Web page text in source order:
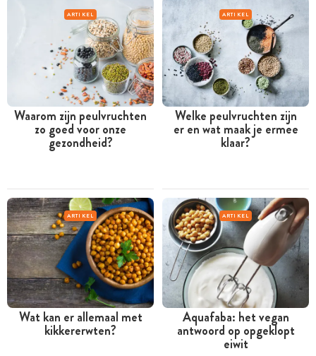
ARTIKEL
Waarom zijn peulvruchten
zo goed voor onze
gezondheid?
ARTIKEL
Welke peulvruchten zijn
er en wat maak je ermee
klaar?
ARTIKEL
Wat kan er allemaal met
kikkererwten?
ARTIKEL
Aquafaba: het vegan
antwoord op opgeklopt
eiwit